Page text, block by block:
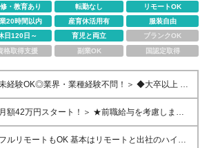
・教育あり 転勤なし
リモートOK
20時間以内 産育休活用有
服装自由
日120日～ 育児と両立
ブランクOK
格取得支援 副業OK 国認定取得
経験OK◎業界・業種経験不問！＞ ◆大卒以上 ◆
経験3年以上お持ちの方 【歓迎／優遇条件】
運営の経験やillustrator、Photoshopのを扱える
な方を求めています＞ 私たちは、文化を創り出す
額42万円スタート！＞ ★前職給与を考慮します
万円～ ※上記金額の1/12を月々支給いたし
。 ※2年目以降は勤続年数＋実績査定によって給
ルリモートもOK 基本はリモートと出社のハイブ